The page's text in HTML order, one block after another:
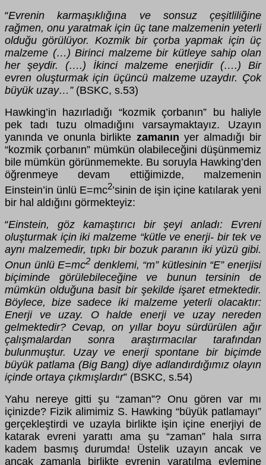
“Evrenin karmaşıklığına ve sonsuz çeşitliliğine
rağmen, onu yaratmak için üç tane malzemenin yeterli
olduğu görülüyor. Kozmik bir çorba yapmak için üç
malzeme (…) Birinci malzeme bir kütleye sahip olan
her şeydir. (….) İkinci malzeme enerjidir (….) Bir
evren oluşturmak için üçüncü malzeme uzaydır. Çok
büyük uzay…” (BSKC, s.53)
Hawking’in hazırladığı “kozmik çorbanın” bu haliyle
pek tadı tuzu olmadığını varsaymaktayız. Uzayın
yanında ve onunla birlikte zamanın yer almadığı bir
“kozmik çorbanın” mümkün olabileceğini düşünmemiz
bile mümkün görünmemekte. Bu soruyla Hawking’den
öğrenmeye devam ettiğimizde, malzemenin
Einstein’in ünlü E=mc2’sinin de işin içine katılarak yeni
bir hal aldığını görmekteyiz:
“Einstein, göz kamaştırıcı bir şeyi anladı: Evreni
oluşturmak için iki malzeme “kütle ve enerji- bir tek ve
aynı malzemedir, tıpkı bir bozuk paranın iki yüzü gibi.
Onun ünlü E=mc2 denklemi, “m” kütlesinin “E” enerjisi
biçiminde görülebileceğine ve bunun tersinin de
mümkün olduğuna basit bir şekilde işaret etmektedir.
Böylece, bize sadece iki malzeme yeterli olacaktır:
Enerji ve uzay. O halde enerji ve uzay nereden
gelmektedir? Cevap, on yıllar boyu sürdürülen ağır
çalışmalardan sonra araştırmacılar tarafından
bulunmuştur. Uzay ve enerji spontane bir biçimde
büyük patlama (Big Bang) diye adlandırdığımız olayın
içinde ortaya çıkmışlardır” (BSKC, s.54)
Yahu nereye gitti şu “zaman”? Onu gören var mı
içinizde? Fizik alimimiz S. Hawking “büyük patlamayı”
gerçekleştirdi ve uzayla birlikte işin içine enerjiyi de
katarak evreni yarattı ama şu “zaman” hala sırra
kadem basmış durumda! Üstelik uzayın ancak ve
ancak zamanla birlikte evrenin yaratılma eylemine